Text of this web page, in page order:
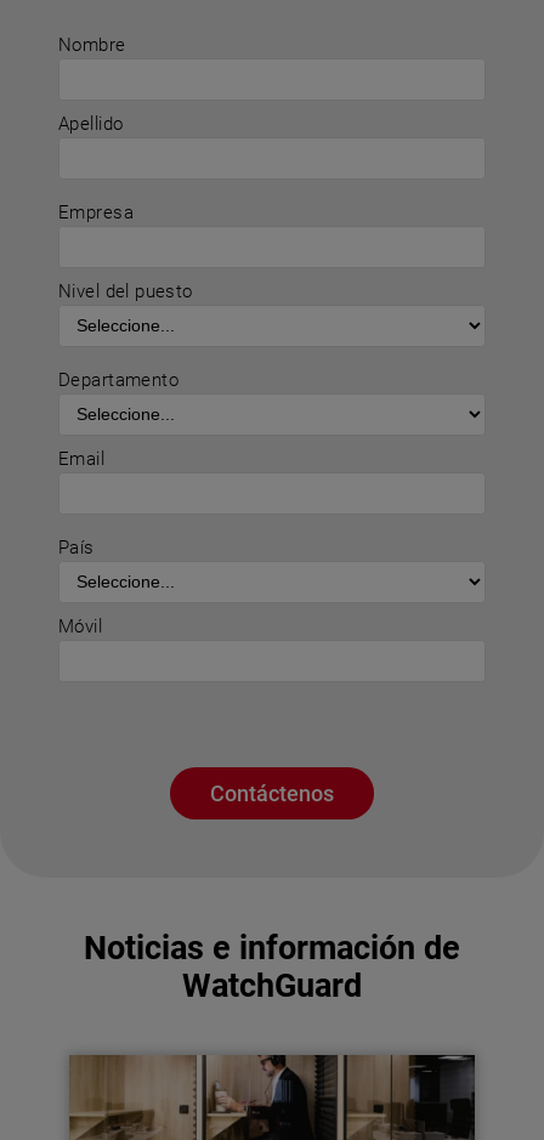
Nombre
Apellido
Empresa
Nivel del puesto
Departamento
Email
País
Móvil
Contáctenos
Noticias e información de
WatchGuard